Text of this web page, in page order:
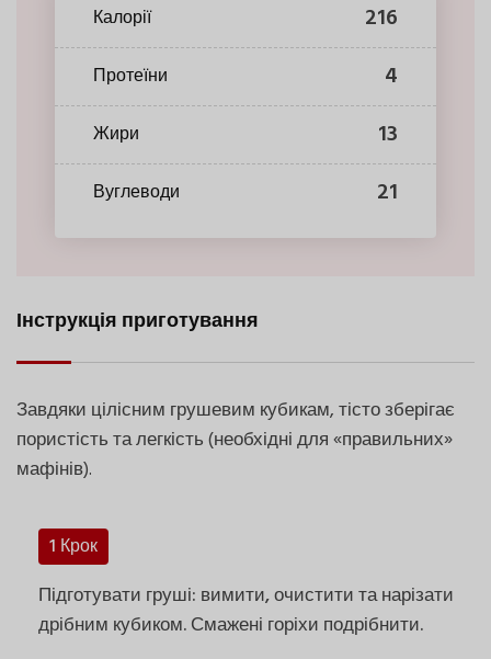
Калорії 216
Протеїни 4
Жири 13
Вуглеводи 21
Інструкція приготування
Завдяки цілісним грушевим кубикам, тісто зберігає
пористість та легкість (необхідні для «правильних»
мафінів).
1 Крок
Підготувати груші: вимити, очистити та нарізати
дрібним кубиком. Смажені горіхи подрібнити.